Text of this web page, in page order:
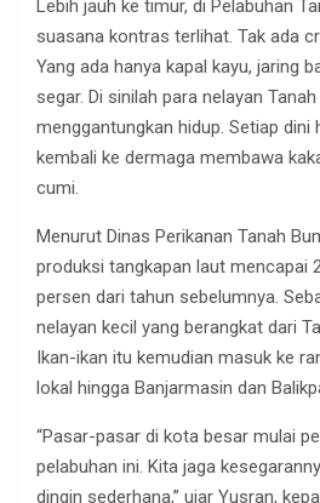
Lebih jauh ke timur, di Pelabuhan
suasana kontras terlihat. Tak ada
Yang ada hanya kapal kayu, jaring
segar. Di sinilah para nelayan
menggantungkan hidup. Setiap dini
kembali ke dermaga membawa
cumi.
Menurut Dinas Perikanan Tanah
produksi tangkapan laut mencapai
persen dari tahun sebelumnya.
nelayan kecil yang berangkat dari
Ikan-ikan itu kemudian masuk ke
lokal hingga Banjarmasin dan
“Pasar-pasar di kota besar mulai
pelabuhan ini. Kita jaga
dingin sederhana,” ujar Yusran,